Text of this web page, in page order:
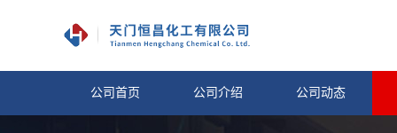
公司首页 公司介绍 公司动态